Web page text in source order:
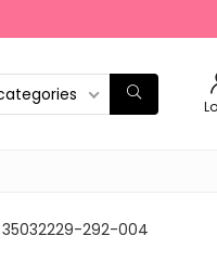
35032229-292-004